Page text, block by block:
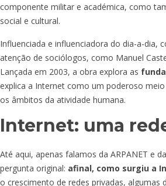
componente militar e académica, como
social e cultural.
Influenciada e influenciadora do dia-a-dia,
atenção de sociólogos, como Manuel
Lançada em 2003, a obra explora as
explica a Internet como um poderoso
os âmbitos da atividade humana.
Internet: uma
Até aqui, apenas falamos da ARPANET e
pergunta original: afinal, como surgiu a
o crescimento de redes privadas, algumas